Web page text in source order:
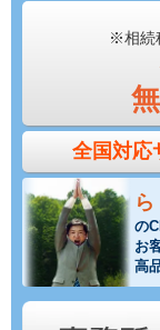
※相続
全国対応
の
お
高